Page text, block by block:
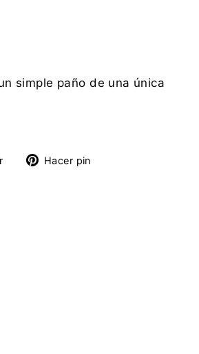
simple paño de una única
TuitearHacer pin